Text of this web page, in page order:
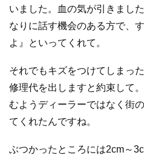
いました。血の気が引きまし
なりに話す機会のある方で、
よ』といってくれて。
それでもキズをつけてしまっ
修理代を出しますと約束して
むようディーラーではなく街
てくれたんですね。
ぶつかったところには2cm～